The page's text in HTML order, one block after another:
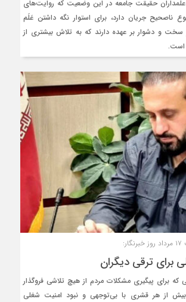
علمداران حقیقت جامعه در این وضعیت که روایت‌های
ناصحیح جریان دارد، برای استوار نگه داشتن عَلَم
و دشوار بر عهده دارند که به تلاش بیشتری از
است.
برای ترقی دیگران
که برای پیگیری مشکلات مردم از هیچ تلاشی فروگذار
بیش از هر قشری با بی‌توجهی و نبود امنیت شغلی